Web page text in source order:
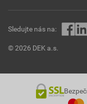
© 2026 DEK a.s.
Sledujte nás na: